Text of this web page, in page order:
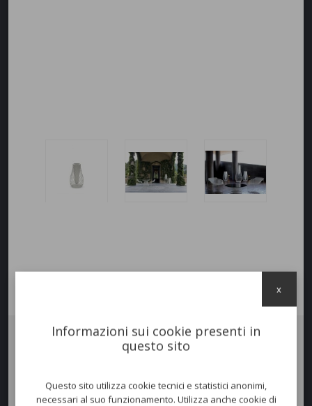
basso. Struttura in acciaio verniciata per uso esterno
vordtice donandogli una consistenza immateriale. Le forme
armoniche e sofisticate sono tipiche di questa linea.
Informazioni sui cookie presenti in
questo sito
Questo sito utilizza cookie tecnici e statistici anonimi,
necessari al suo funzionamento. Utilizza anche cookie di
x